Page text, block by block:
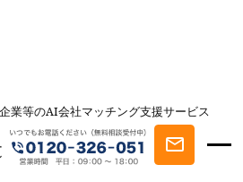
業等のAI会社マッチング支援サービス
ント
【スポンサー登壇募集開始】AI
月28日（水）オンライン×Meetupで開催